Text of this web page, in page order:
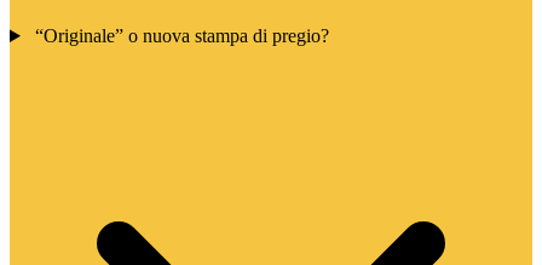
“Originale” o nuova stampa di pregio?